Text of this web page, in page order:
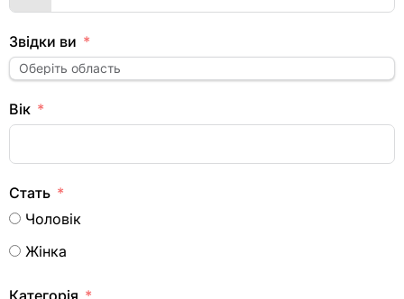
Звідки ви
Вік
Стать
Чоловік
Жінка
Категорія